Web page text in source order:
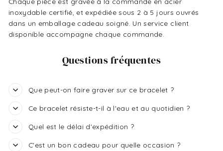
inoxydable certifié, et expédiée sous 2 à 5 jours ouvrés
dans un emballage cadeau soigné. Un service client
disponible accompagne chaque commande.
Questions fréquentes
Que peut-on faire graver sur ce bracelet ?
Ce bracelet résiste-t-il à l'eau et au quotidien ?
Quel est le délai d'expédition ?
C'est un bon cadeau pour quelle occasion ?